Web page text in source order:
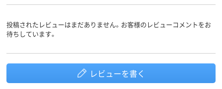
投稿されたレビューはまだありません。お客様のレビューコメントをお
待ちしています。
レビューを書く